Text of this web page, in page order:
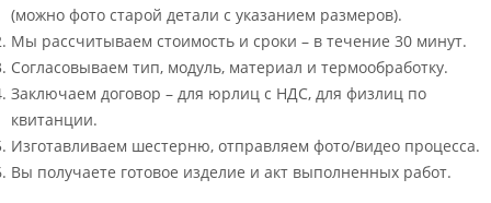
(можно фото старой детали с указанием размеров).
Мы рассчитываем стоимость и сроки – в течение 30 минут.
Согласовываем тип, модуль, материал и термообработку.
Заключаем договор – для юрлиц с НДС, для физлиц по
квитанции.
Изготавливаем шестерню, отправляем фото/видео процесса.
Вы получаете готовое изделие и акт выполненных работ.